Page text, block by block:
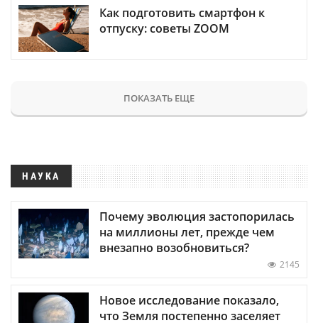
Как подготовить смартфон к
отпуску: советы ZOOM
ПОКАЗАТЬ ЕЩЕ
НАУКА
Почему эволюция застопорилась
на миллионы лет, прежде чем
внезапно возобновиться?
2145
Новое исследование показало,
что Земля постепенно заселяет